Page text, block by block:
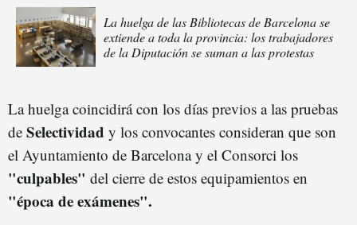
La huelga de las Bibliotecas de Barcelona se
extiende a toda la provincia: los trabajadores
de la Diputación se suman a las protestas
La huelga coincidirá con los días previos a las pruebas
de Selectividad y los convocantes consideran que son
el Ayuntamiento de Barcelona y el Consorci los
"culpables" del cierre de estos equipamientos en
"época de exámenes".